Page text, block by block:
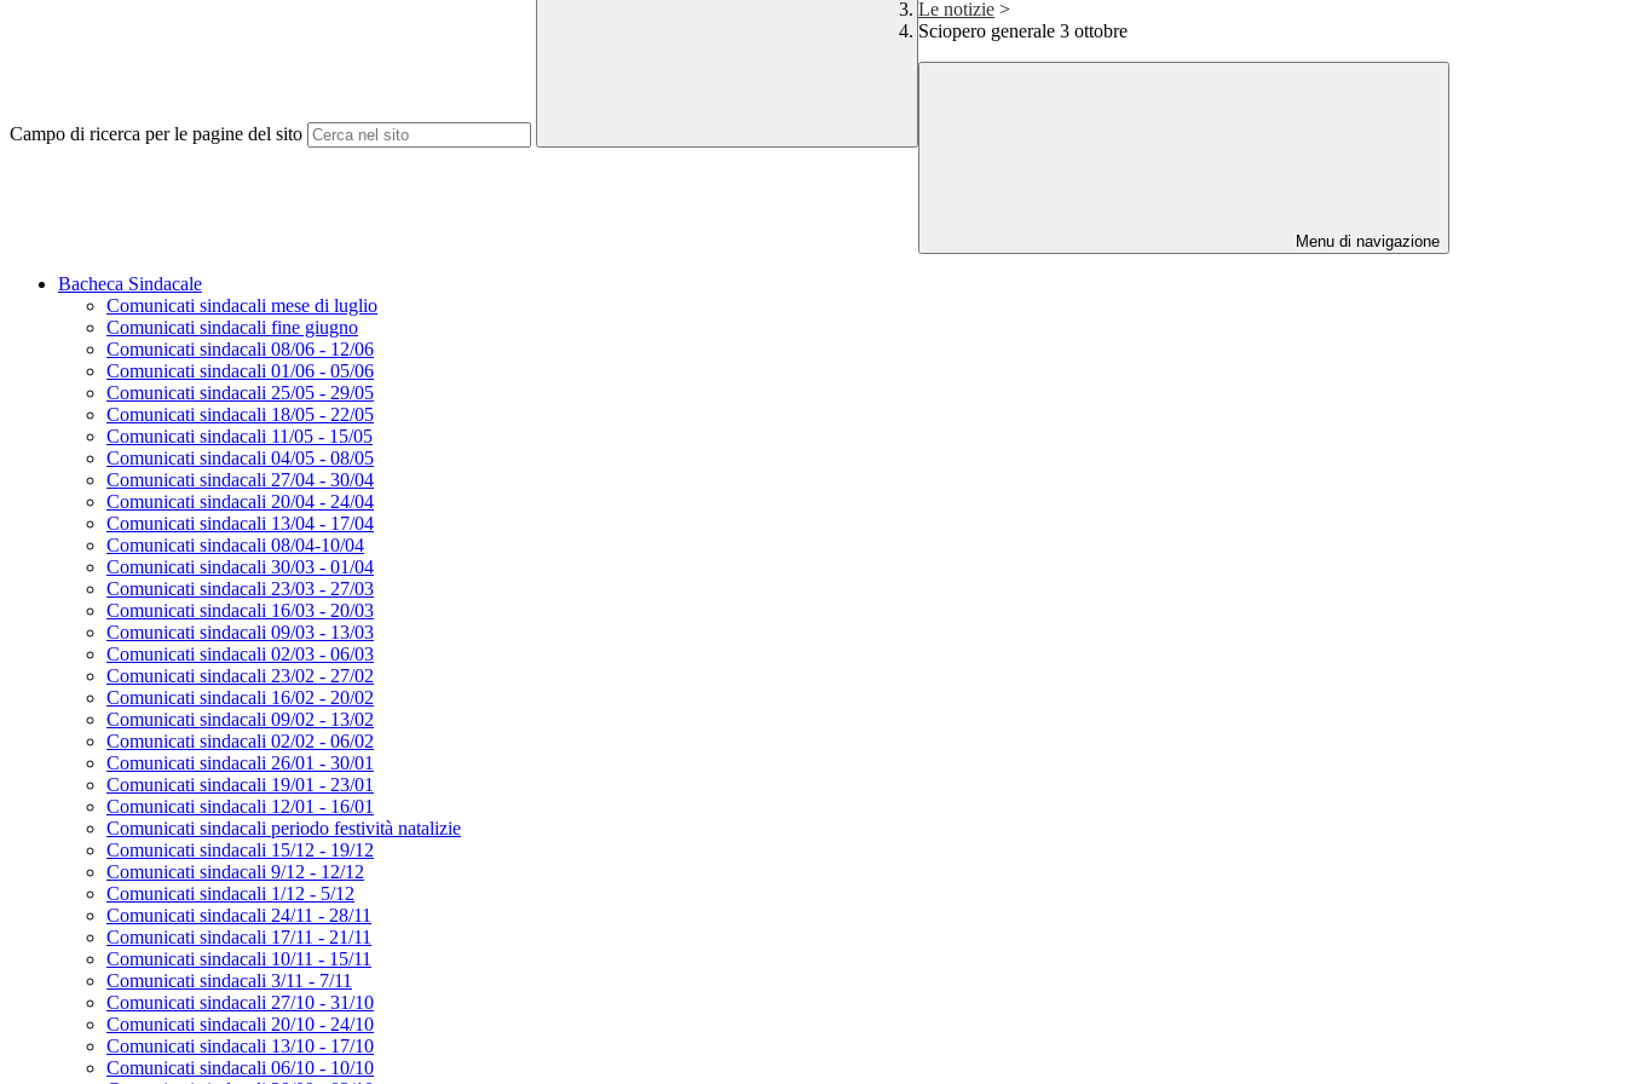
Campo di ricerca per le pagine del sito
Le notizie >
Sciopero generale 3 ottobre
Menu di navigazione
Bacheca Sindacale
Comunicati sindacali mese di luglio
Comunicati sindacali fine giugno
Comunicati sindacali 08/06 - 12/06
Comunicati sindacali 01/06 - 05/06
Comunicati sindacali 25/05 - 29/05
Comunicati sindacali 18/05 - 22/05
Comunicati sindacali 11/05 - 15/05
Comunicati sindacali 04/05 - 08/05
Comunicati sindacali 27/04 - 30/04
Comunicati sindacali 20/04 - 24/04
Comunicati sindacali 13/04 - 17/04
Comunicati sindacali 08/04-10/04
Comunicati sindacali 30/03 - 01/04
Comunicati sindacali 23/03 - 27/03
Comunicati sindacali 16/03 - 20/03
Comunicati sindacali 09/03 - 13/03
Comunicati sindacali 02/03 - 06/03
Comunicati sindacali 23/02 - 27/02
Comunicati sindacali 16/02 - 20/02
Comunicati sindacali 09/02 - 13/02
Comunicati sindacali 02/02 - 06/02
Comunicati sindacali 26/01 - 30/01
Comunicati sindacali 19/01 - 23/01
Comunicati sindacali 12/01 - 16/01
Comunicati sindacali periodo festività natalizie
Comunicati sindacali 15/12 - 19/12
Comunicati sindacali 9/12 - 12/12
Comunicati sindacali 1/12 - 5/12
Comunicati sindacali 24/11 - 28/11
Comunicati sindacali 17/11 - 21/11
Comunicati sindacali 10/11 - 15/11
Comunicati sindacali 3/11 - 7/11
Comunicati sindacali 27/10 - 31/10
Comunicati sindacali 20/10 - 24/10
Comunicati sindacali 13/10 - 17/10
Comunicati sindacali 06/10 - 10/10